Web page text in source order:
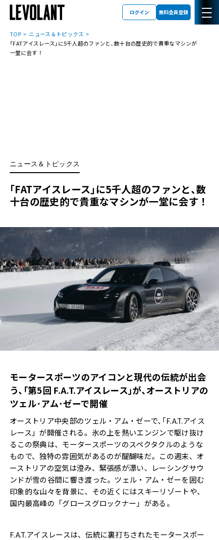
ログイン 無料会員登録
TOP
ニュース＆トピックス
｢FATアイスレース｣に5千人超のファンと､数十台の歴史的で貴重なマシンが
一堂に会す！
ニュース＆トピックス
｢FATアイスレース｣に5千人超のファンと､数
十台の歴史的で貴重なマシンが一堂に会す！
モータースポーツのアイコンと現代の伝統が出会
う､｢第5回 F.A.T.アイスレース｣が､オーストリアの
ツェル･アム･ゼーで開催
オーストリア中央部のツェル・アム・ゼーで､｢F.A.T.アイス
レース」が開催される。氷の上を熱いエンジンで駆け抜け
るこの祭典は、モータースポーツのスペクタクルのような
もので、独特の雰囲気があるのが醍醐味だ。この週末、オ
ーストリアの空気は澄み、緊張感が漂い、レーシングサウ
ンドが雪の谷間に響き渡った。ツェル・アム・ゼーを囲む
印象的な山々を背景に、その近くにはスキーリゾートや、
国内最高峰の「グロースグロックナー」がある。
F.A.T.アイスレースは、伝統に裏打ちされたモータースポー